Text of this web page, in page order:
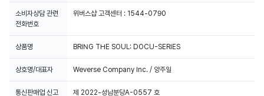
소비자상담 관련
전화번호
위버스샵 고객센터 : 1544-0790
상품명 BRING THE SOUL: DOCU-SERIES
상호명/대표자 Weverse Company Inc. / 양주일
통신판매업 신고 제 2022-성남분당A-0557 호